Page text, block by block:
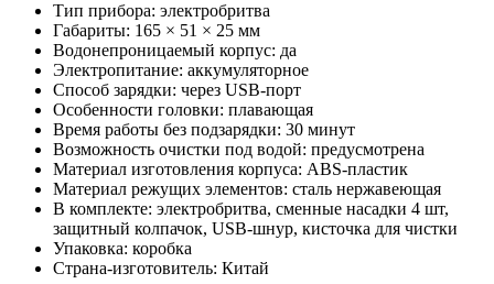
Тип прибора: электробритва
Габариты: 165 × 51 × 25 мм
Водонепроницаемый корпус: да
Электропитание: аккумуляторное
Способ зарядки: через USB-порт
Особенности головки: плавающая
Время работы без подзарядки: 30 минут
Возможность очистки под водой: предусмотрена
Материал изготовления корпуса: ABS-пластик
Материал режущих элементов: сталь нержавеющая
В комплекте: электробритва, сменные насадки 4 шт,
защитный колпачок, USB-шнур, кисточка для чистки
Упаковка: коробка
Страна-изготовитель: Китай